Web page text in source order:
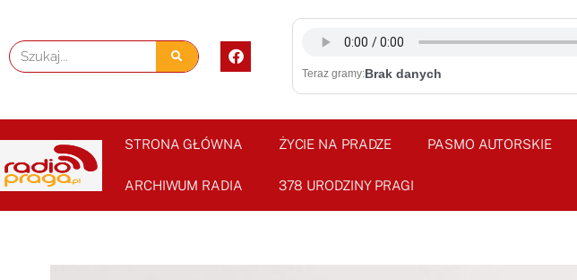
content
Szukaj
F
a
c
o
o
k
Teraz gramy:Brak danych
STRONA GŁÓWNA ŻYCIE NA PRADZE PASMO AUTORSKIE
ARCHIWUM RADIA 378 URODZINY PRAGI